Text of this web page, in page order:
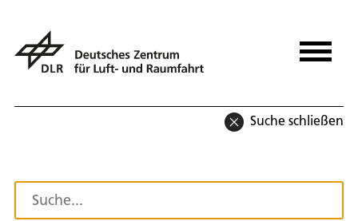
Suche schließen